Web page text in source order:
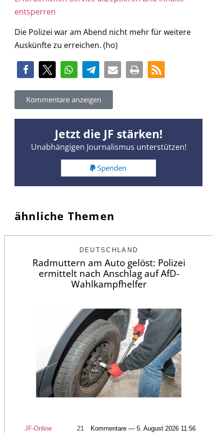
entsperren
Die Polizei war am Abend nicht mehr für weitere
Auskünfte zu erreichen. (ho)
Kommentare anzeigen
Jetzt die JF stärken!
Unabhängigen Journalismus unterstützen!
Spenden
ähnliche Themen
DEUTSCHLAND
Radmuttern am Auto gelöst: Polizei
ermittelt nach Anschlag auf AfD-
Wahlkampfhelfer
JF-Online 21 Kommentare — 5. August 2026 11:56